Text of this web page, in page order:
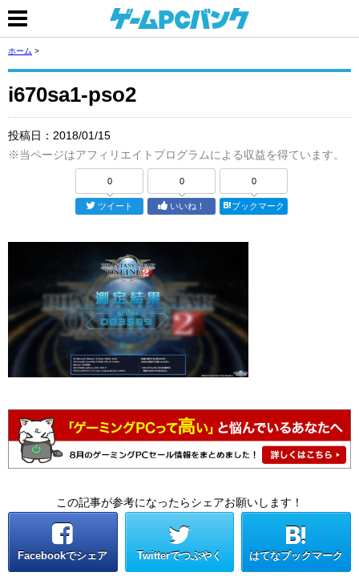
ホーム >
i670sa1-pso2
投稿日： 2018/01/15
※当ページはアフィリエイトプログラムによる収益を得ています。
0
ツイート
0
いいね！
0
ブックマーク
この記事が参考になったらシェアお願いします！
Facebookでシェア Twitterでつぶやく はてなブックマーク